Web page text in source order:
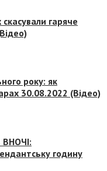
гаряче
року: як
30.08.2022 (Відео)
годину